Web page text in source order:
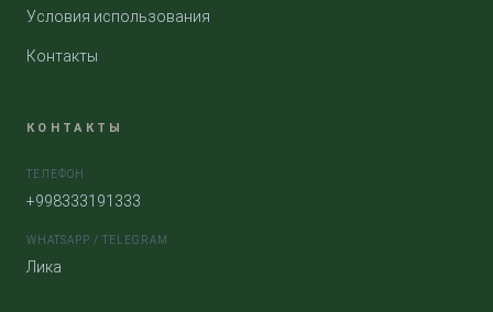
Условия использования
Контакты
КОНТАКТЫ
ТЕЛЕФОН
+998333191333
WHATSAPP / TELEGRAM
Лика